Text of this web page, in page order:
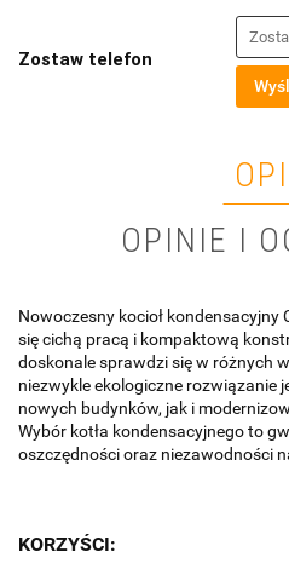
Zostaw telefon
OPINIE I
Nowoczesny kocioł kondensacyjny
się cichą pracą i kompaktową
doskonale sprawdzi się w różnych
niezwykle ekologiczne rozwiązanie
nowych budynków, jak i
Wybór kotła kondensacyjnego to
oszczędności oraz niezawodności
KORZYŚCI: